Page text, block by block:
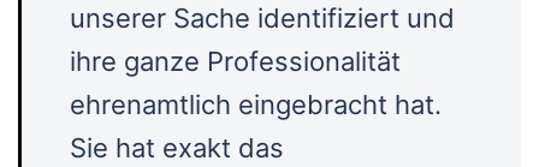
unserer Sache identifiziert und
ihre ganze Professionalität
ehrenamtlich eingebracht hat.
Sie hat exakt das